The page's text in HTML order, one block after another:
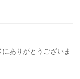
ありがとうございま